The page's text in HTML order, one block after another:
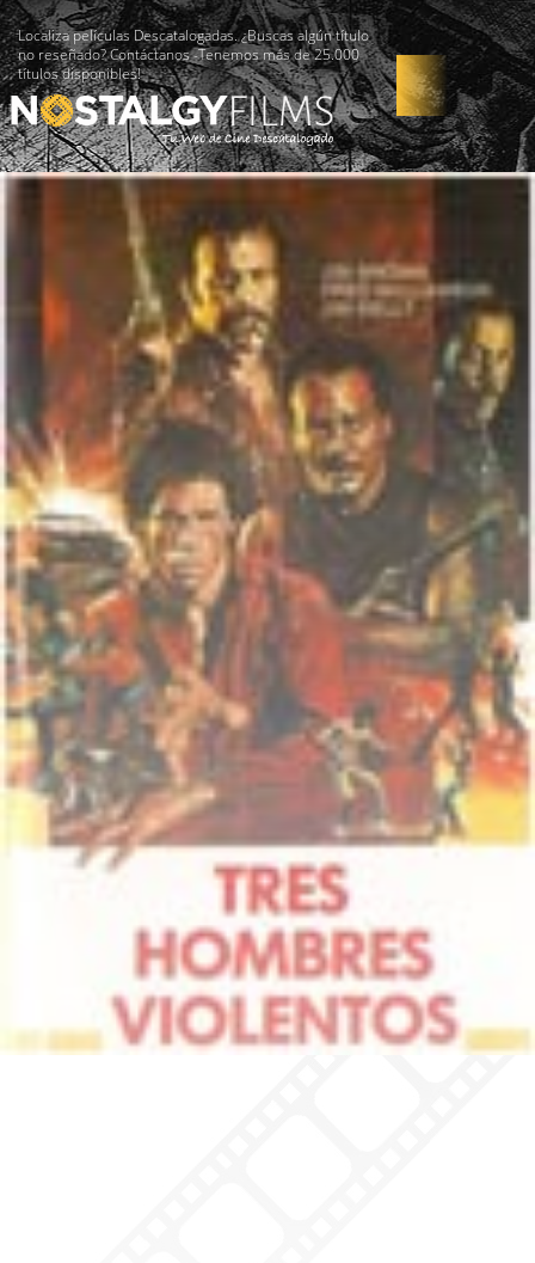
Localiza películas Descatalogadas. ¿Buscas algún título
no reseñado? Contáctanos -Tenemos más de 25.000
títulos disponibles!